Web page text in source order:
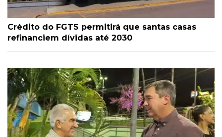
Crédito do FGTS permitirá que santas casas
refinanciem dívidas até 2030